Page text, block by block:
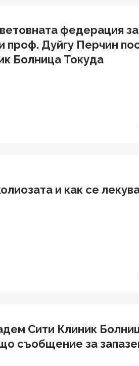
федерация
проф. Дуйгу Перчин
Болница Токуда
и как се
Сити Клиник
съобщение за